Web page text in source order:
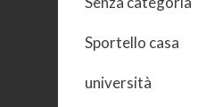
Sportello casa
università